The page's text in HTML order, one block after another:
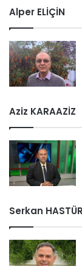
Alper ELİÇİN
Aziz KARAAZİZ
Serkan